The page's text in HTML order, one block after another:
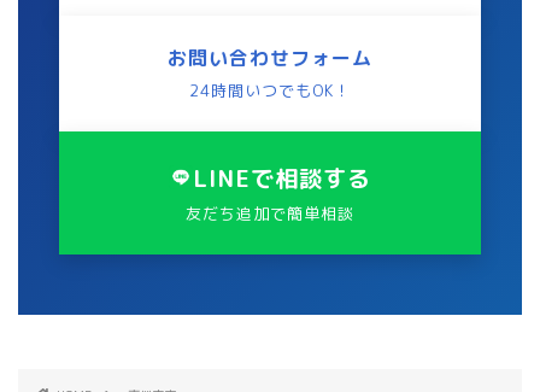
お問い合わせフォーム
24時間いつでもOK！
LINEで相談する
友だち追加で簡単相談